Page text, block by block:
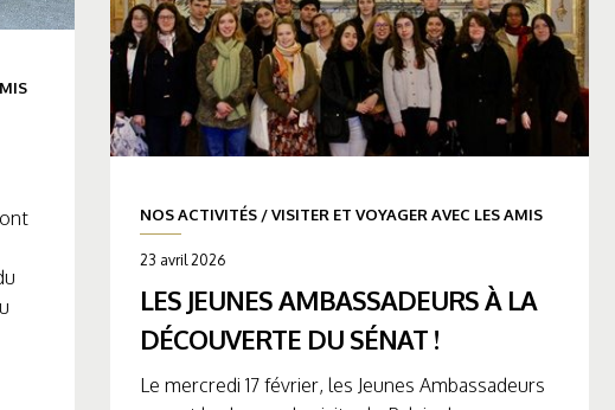
NOS ACTIVITÉS/VISITER ET VOYAGER AVEC LES AMIS
23 avril 2026
LES JEUNES AMBASSADEURS À LA
DÉCOUVERTE DU SÉNAT !
Le mercredi 17 février, les Jeunes Ambassadeurs